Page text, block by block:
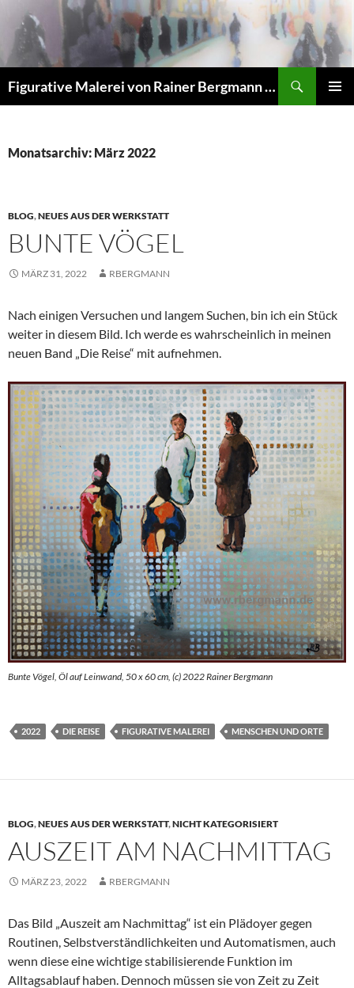
Inhalt
springen
Figurative Malerei von Rainer Bergmann M.A.
Monatsarchiv: März 2022
BLOG,NEUES AUS DER WERKSTATT
BUNTE VÖGEL
MÄRZ 31, 2022 RBERGMANN
Nach einigen Versuchen und langem Suchen, bin ich ein Stück
weiter in diesem Bild. Ich werde es wahrscheinlich in meinen
neuen Band „Die Reise“ mit aufnehmen.
Bunte Vögel, Öl auf Leinwand, 50 x 60 cm, (c) 2022 Rainer Bergmann
2022 DIE REISE FIGURATIVE MALEREI MENSCHEN UND ORTE
BLOG,NEUES AUS DER WERKSTATT,NICHT KATEGORISIERT
AUSZEIT AM NACHMITTAG
MÄRZ 23, 2022 RBERGMANN
Das Bild „Auszeit am Nachmittag“ ist ein Plädoyer gegen
Routinen, Selbstverständlichkeiten und Automatismen, auch
wenn diese eine wichtige stabilisierende Funktion im
Alltagsablauf haben. Dennoch müssen sie von Zeit zu Zeit